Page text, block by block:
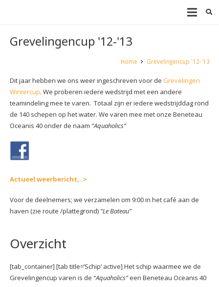
Grevelingencup '12-'13
Home Grevelingencup '12-'13
Dit jaar hebben we ons weer ingeschreven voor de Grevelingen
Wintercup. We proberen iedere wedstrijd met een andere
teamindeling mee te varen. Totaal zijn er iedere wedstrijddag rond
de 140 schepen op het water. We varen mee met onze Beneteau
Oceanis 40 onder de naam “Aquaholics”
Actueel weerbericht,..>
Voor de deelnemers; we verzamelen om 9:00 in het café aan de
haven (zie route /plattegrond)“Le Bateau”
Overzicht
[tab_container] [tab title=’Schip’ active] Het schip waarmee we de
Grevelingencup varen is de “Aquaholics”een Beneteau Oceanis 40